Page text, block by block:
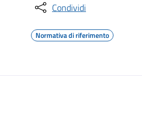
Condividi
Normativa di riferimento